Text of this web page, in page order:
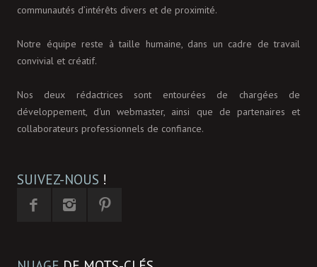
communautés d’intérêts divers et de proximité.
Notre équipe reste à taille humaine, dans un cadre de travail
convivial et créatif.
Nos deux rédactrices sont entourées de chargées de
développement, d'un webmaster, ainsi que de partenaires et
collaborateurs professionnels de confiance.
SUIVEZ-NOUS !